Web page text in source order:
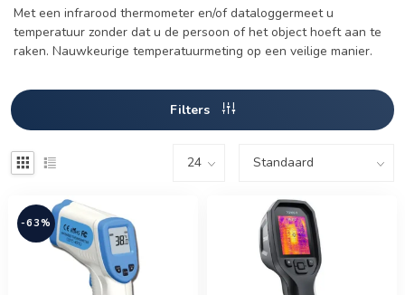
Met een infrarood thermometer en/of dataloggermeet u
temperatuur zonder dat u de persoon of het object hoeft aan te
raken. Nauwkeurige temperatuurmeting op een veilige manier.
Filters
-63%